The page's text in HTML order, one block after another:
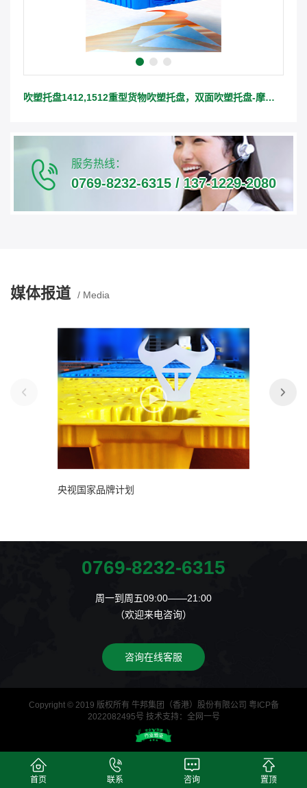
吹塑托盘1412,1512重型货物吹塑托盘，双面吹塑托盘-摩科塑料托盘生产制造加工厂
服务热线：
0769-8232-6315 / 137-1229-2080
媒体报道 / Media
央视国家品牌计划
0769-8232-6315
周一到周五09:00——21:00
（欢迎来电咨询）
咨询在线客服
Copyright © 2019 版权所有 牛邦集团（香港）股份有限公司 粤ICP备
2022082495号 技术支持： 全网一号
首页 联系 咨询 置顶